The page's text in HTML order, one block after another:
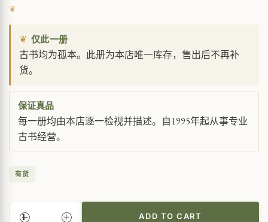
❦ 仅此一册
古书均为孤本。此册为本店唯一库存，售出后不再补
货。
保证真品
每一册均由本店逐一检视并描述。自1995年起从事专业
古书经营。
有货
ADD TO CART